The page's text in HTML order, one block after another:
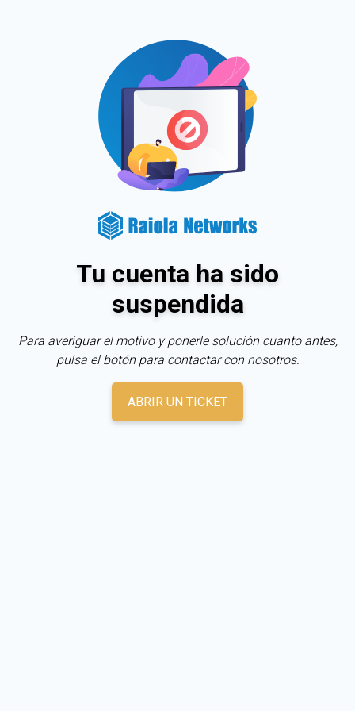
Tu cuenta ha sido
suspendida
Para averiguar el motivo y ponerle solución cuanto antes,
pulsa el botón para contactar con nosotros.
ABRIR UN TICKET